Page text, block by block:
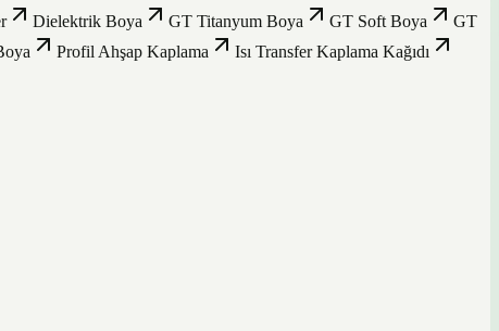
Dielektrik Boya GT Titanyum Boya GT Soft Boya
GT
Profil Ahşap Kaplama
Isı Transfer Kaplama Kağıdı